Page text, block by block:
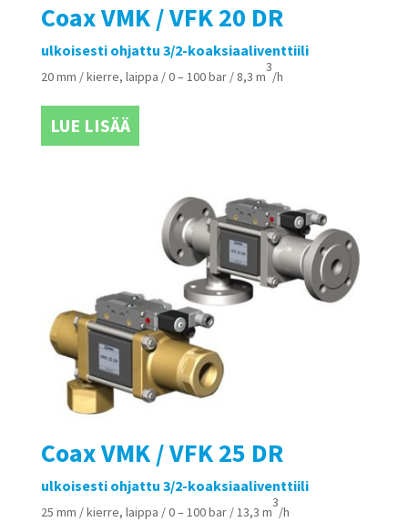
Coax VMK / VFK 20 DR
ulkoisesti ohjattu 3/2-koaksiaaliventtiili
20 mm / kierre, laippa / 0 – 100 bar / 8,3 m
3
/h
LUE LISÄÄ
Coax VMK / VFK 25 DR
ulkoisesti ohjattu 3/2-koaksiaaliventtiili
25 mm / kierre, laippa / 0 – 100 bar / 13,3 m
3
/h